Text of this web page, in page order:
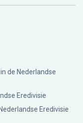
de Nederlandse
Eredivisie
Eredivisie